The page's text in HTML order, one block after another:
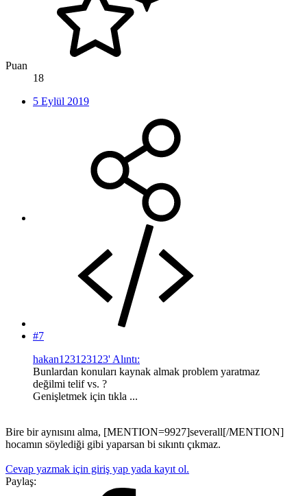
Puan
18
5 Eylül 2019
#7
hakan123123123' Alıntı:
Bunlardan konuları kaynak almak problem yaratmaz
değilmi telif vs. ?
Genişletmek için tıkla ...
Bire bir aynısını alma, [MENTION=9927]severall[/MENTION]
hocamın söylediği gibi yaparsan bi sıkıntı çıkmaz.
Cevap yazmak için giriş yap yada kayıt ol.
Paylaş: